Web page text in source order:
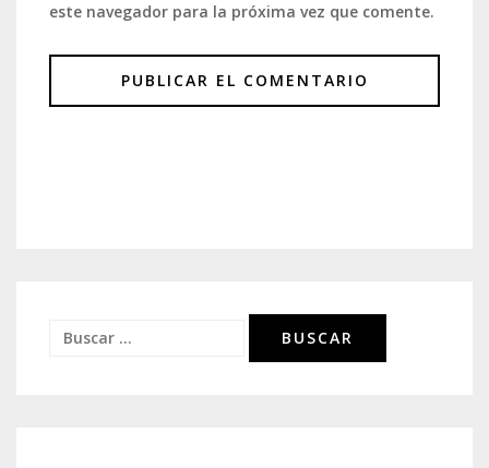
este navegador para la próxima vez que comente.
Buscar: